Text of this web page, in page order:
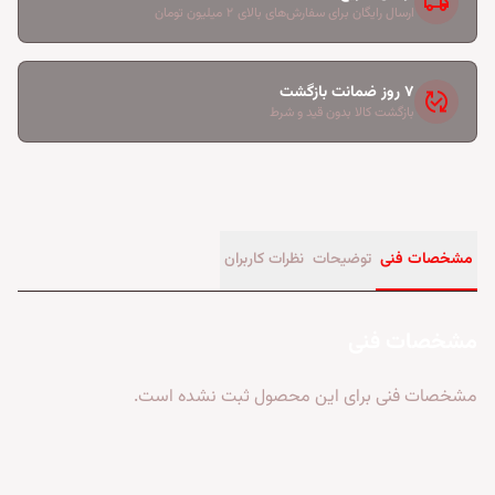
ارسال رایگان برای سفارش‌های بالای ۲ میلیون تومان
published_with_changes ۷ روز ضمانت بازگشت
بازگشت کالا بدون قید و شرط
مشخصات فنی توضیحات نظرات کاربران
مشخصات فنی برای این محصول ثبت نشده است.